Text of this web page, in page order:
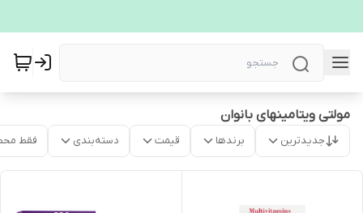
مولتی ویتامینهای بانوان
جدیدترین برندها قیمت دسته‌بندی فقط